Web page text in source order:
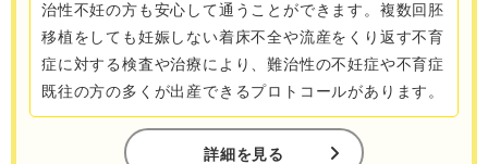
治性不妊の方も安心して通うことができます。複数回胚
移植をしても妊娠しない着床不全や流産をくり返す不育
症に対する検査や治療により、難治性の不妊症や不育症
既往の方の多くが出産できるプロトコールがあります。
詳細を見る